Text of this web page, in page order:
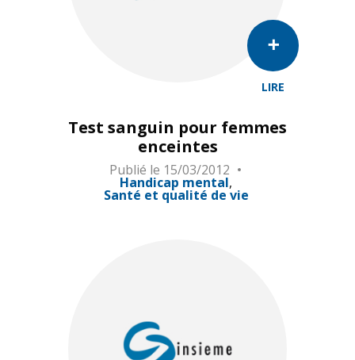
LIRE
Test sanguin pour femmes
enceintes
Publié le 15/03/2012
Handicap mental
Santé et qualité de vie